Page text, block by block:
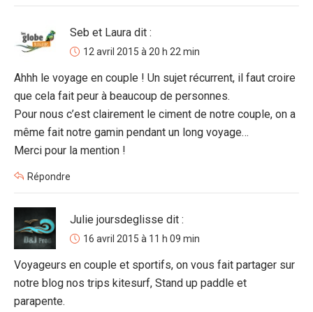
Seb et Laura dit :
12 avril 2015 à 20 h 22 min
Ahhh le voyage en couple ! Un sujet récurrent, il faut croire
que cela fait peur à beaucoup de personnes.
Pour nous c’est clairement le ciment de notre couple, on a
même fait notre gamin pendant un long voyage…
Merci pour la mention !
Répondre
Julie joursdeglisse dit :
16 avril 2015 à 11 h 09 min
Voyageurs en couple et sportifs, on vous fait partager sur
notre blog nos trips kitesurf, Stand up paddle et
parapente.